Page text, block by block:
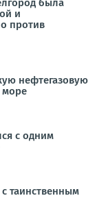
была
и
против
нефтегазовую
с одним
таинственным